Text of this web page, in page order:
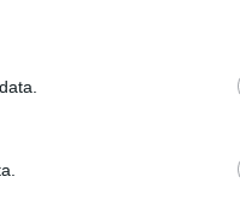
Alas, dedicado a
la localidad alberga
colonia de
el trazado urbano
que toma la calleja
casi